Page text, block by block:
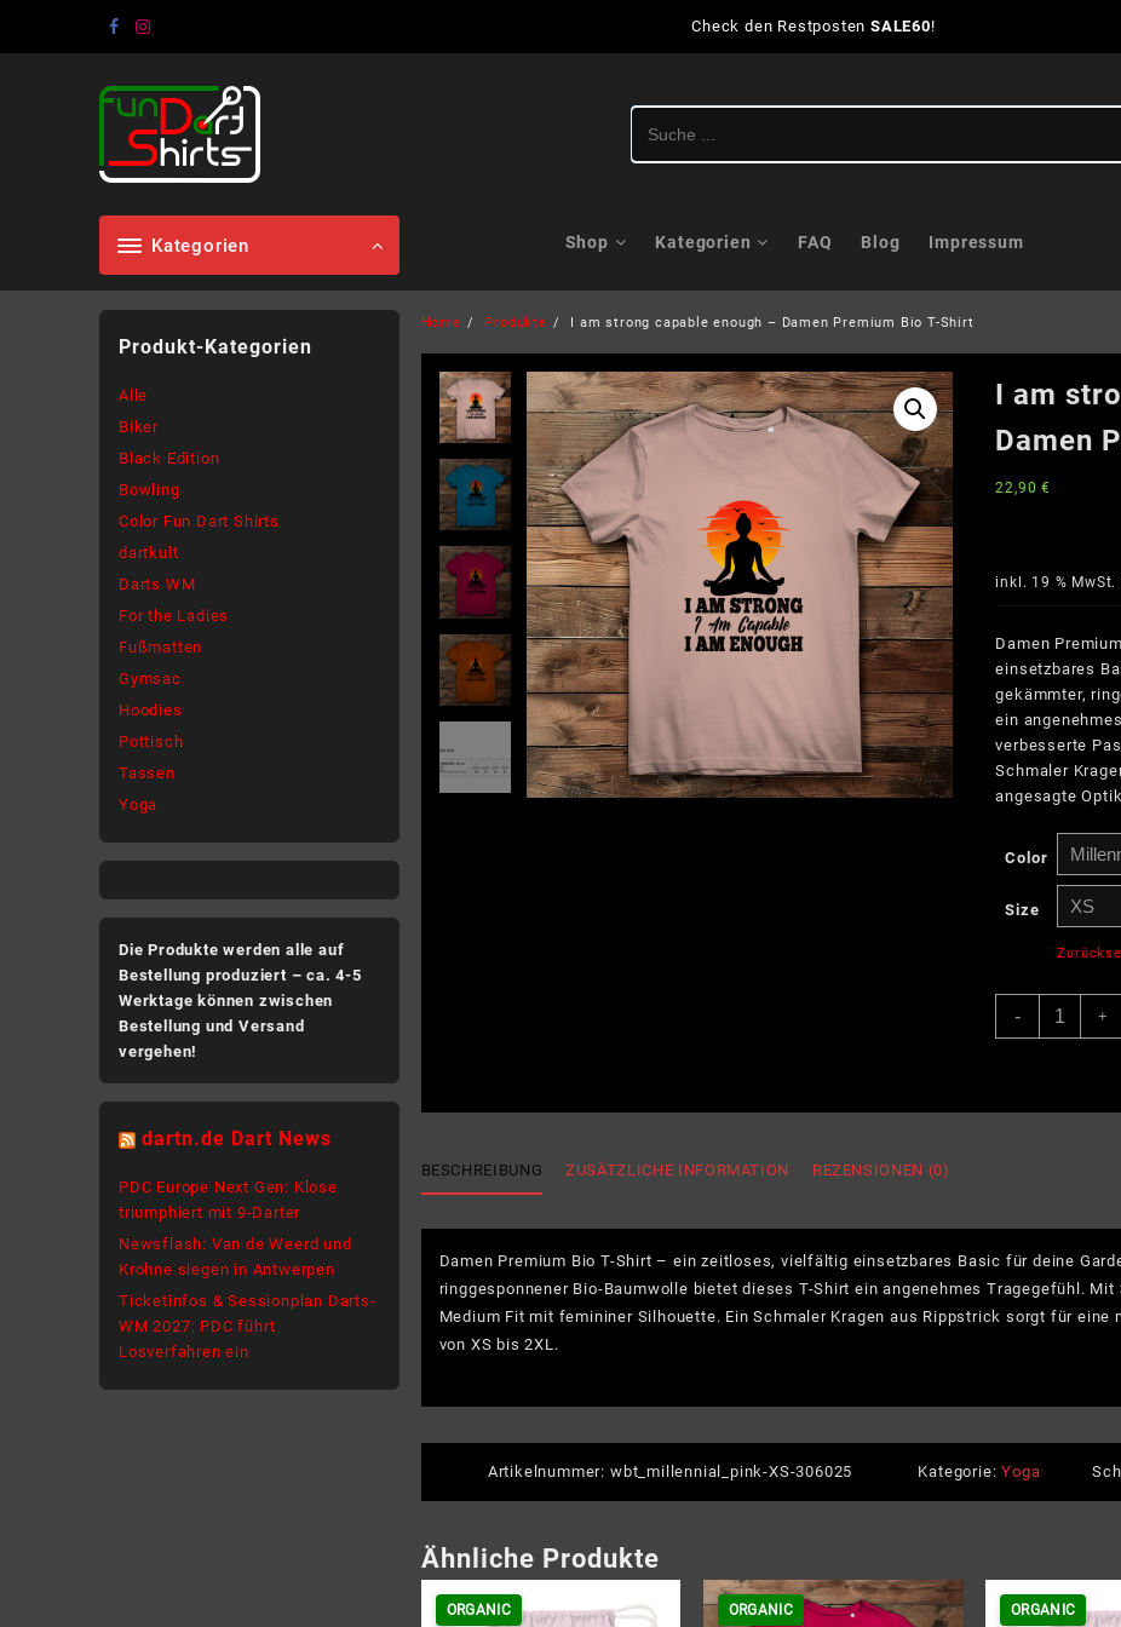
Check den RestpostenSALE60!
Kategorien Shop Kategorien FAQ Blog Impressum
Home Produkte I am strong capable enough – Damen Premium Bio T-Shirt
I am
Damen
22,90€
inkl. 19 % MwSt.
Damen
einsetzbares
gekämmter,
ein
verbesserte
Schmaler
angesagte
Color
Size
-
enough
Shirt
Menge
+
BESCHREIBUNG ZUSÄTZLICHE INFORMATION REZENSIONEN (0)
Damen Premium Bio T-Shirt – ein zeitloses, vielfältig einsetzbares Basic für deine
ringgesponnener Bio-Baumwolle bietet dieses T-Shirt ein angenehmes Tragegefühl.
Medium Fit mit femininer Silhouette. Ein Schmaler Kragen aus Rippstrick sorgt für eine
von XS bis 2XL.
Artikelnummer: wbt_millennial_pink-XS-306025 Kategorie:Yoga
Ähnliche Produkte
ORGANIC ORGANIC ORGANIC
Produkt-Kategorien
Alle
Biker
Black Edition
Bowling
Color Fun Dart Shirts
dartkult
Darts WM
For the Ladies
Fußmatten
Gymsac
Hoodies
Pottisch
Tassen
Yoga
Die Produkte werden alle auf
Bestellung produziert – ca. 4-5
Werktage können zwischen
Bestellung und Versand
vergehen!
dartn.de Dart News
PDC Europe Next Gen: Klose
triumphiert mit 9-Darter
Newsflash: Van de Weerd und
Krohne siegen in Antwerpen
Ticketinfos & Sessionplan Darts-
WM 2027: PDC führt
Losverfahren ein